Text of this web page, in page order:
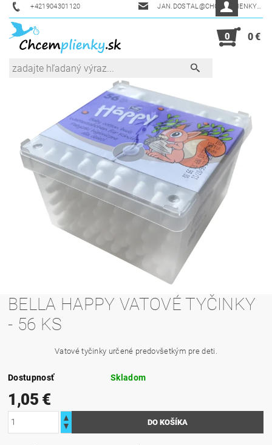
+421904301120 JAN.DOSTAL@CHCEMPLIENKY.SK
0 0 €
BELLA HAPPY VATOVÉ TYČINKY
- 56 KS
Vatové tyčinky určené predovšetkým pre deti.
Dostupnosť Skladom
1,05 €